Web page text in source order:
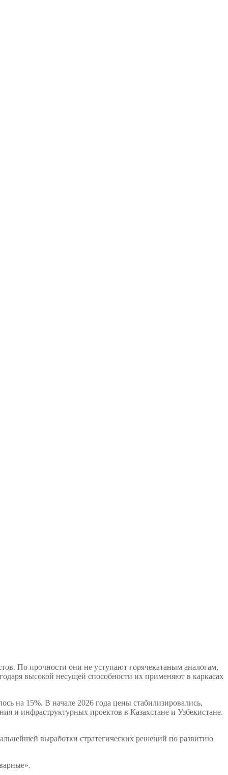
По прочности они не уступают горячекатаным аналогам,
высокой несущей способности их применяют в каркасах
на 15%. В начале 2026 года цены стабилизировались,
и инфраструктурных проектов в Казахстане и Узбекистане.
выработки стратегических решений по развитию